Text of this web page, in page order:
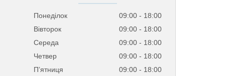
Понеділок 09:00
18:00
Вівторок
09:00
18:00
Середа
09:00
18:00
Четвер
09:00
18:00
Пʼятниця
09:00 18:00